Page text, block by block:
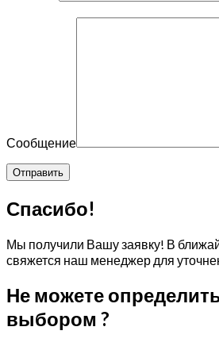
Сообщение
Спасибо!
Мы получили Вашу заявку! В
свяжется наш менеджер для
Не можете
выбором ?